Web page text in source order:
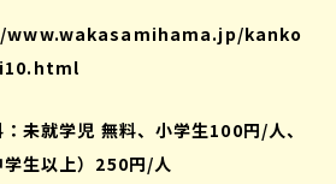
kanko
：未就学児 無料、小学生100円/人、
学生以上）250円/人